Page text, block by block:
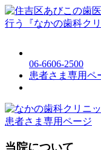
06-6606-2500
患者さま専用ペ
患者さま専用ページ
当院について